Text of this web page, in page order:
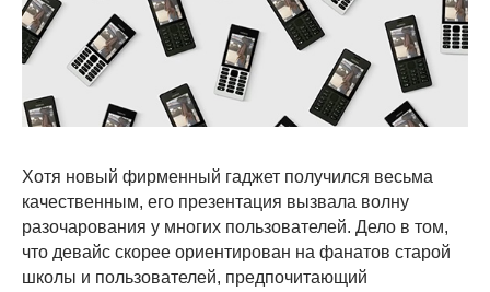
Хотя новый фирменный гаджет получился весьма
качественным, его презентация вызвала волну
разочарования у многих пользователей. Дело в том,
что девайс скорее ориентирован на фанатов старой
школы и пользователей, предпочитающий